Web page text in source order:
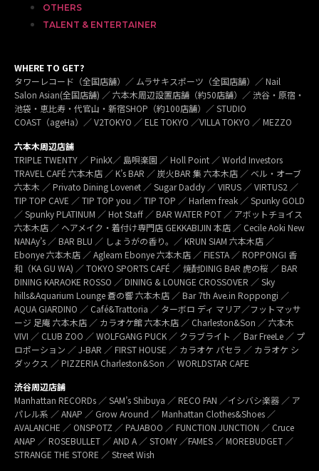
OTHERS
TALENT & ENTERTAINER
WHERE TO GET?
タワーレコード（全国店舗）／ ムラサキスポーツ（全国店舗）／ Nail
Salon Asian(全国店舗) ／ 六本木周辺設置店舗（約50店舗）／ 渋谷・原宿・
池袋・恵比寿・代官山・新宿SHOP（約100店舗）／ STUDIO
COAST（ageHa）／ V2TOKYO ／ ELE TOKYO ／VILLA TOKYO ／ MEZZO
六本木周辺店舗
TRIPLE TWENTY ／ PinkX／ 島唄楽園 ／ Holl Point ／ World Investors
TRAVEL CAFÉ 六本木店 ／ K’s BAR ／ 炭火BAR 集 六本木店 ／ ベル・オーブ
六本木 ／ Privato Dining Lovenet ／ Sugar Daddy ／ VIRUS ／ VIRTUS2 ／
TIP TOP CAVE ／ TIP TOP you ／ TIP TOP ／ Harlem freak ／ Spunky GOLD
／ Spunky PLATINUM ／ Hot Staff ／ BAR WATER POT ／ アボットチョイス
六本木店 ／ ヘアメイク・着付け専門店 GEKKABIJIN 本店 ／ Cecile Aoki New
NANAy’s ／ BAR BLU ／ しょうがの香り。／ KRUN SIAM 六本木店 ／
Ebonye 六本木店 ／ Agleam Ebonye 六本木店 ／ FIESTA ／ ROPPONGI 香
和（KA GU WA) ／ TOKYO SPORTS CAFÉ ／ 焼酎DINIG BAR 虎の桜 ／ BAR
DINING KARAOKE ROSSO ／ DINING & LOUNGE CROSSOVER ／ Sky
hills&Aquarium Lounge 蒼の響 六本木店 ／ Bar 7th Ave.in Roppongi ／
AQUA GIARDINO ／ Café&Trattoria ／ ターボロ ディ マリア／フットマッサ
ージ 足庵 六本木店 ／ カラオケ館 六本木店 ／ Charleston&Son ／ 六本木
VIVI ／ CLUB ZOO ／ WOLFGANG PUCK ／ クラブライト ／ Bar FreeLe ／ プ
ロポーション ／ J-BAR ／ FIRST HOUSE ／ カラオケ パセラ ／ カラオケ シ
ダックス ／ PIZZERIA Charleston&Son ／ WORLDSTAR CAFE
渋谷周辺店舗
Manhattan RECORDs ／ SAM’s Shibuya ／ RECO FAN ／イシバシ楽器 ／ ア
パレル系 ／ ANAP ／ Grow Around ／ Manhattan Clothes&Shoes ／
AVALANCHE ／ ONSPOTZ ／ PAJABOO ／ FUNCTION JUNCTION ／ Cruce
ANAP ／ ROSEBULLET ／ AND A ／ STOMY ／FAMES ／ MOREBUDGET ／
STRANGE THE STORE ／ Street Wish